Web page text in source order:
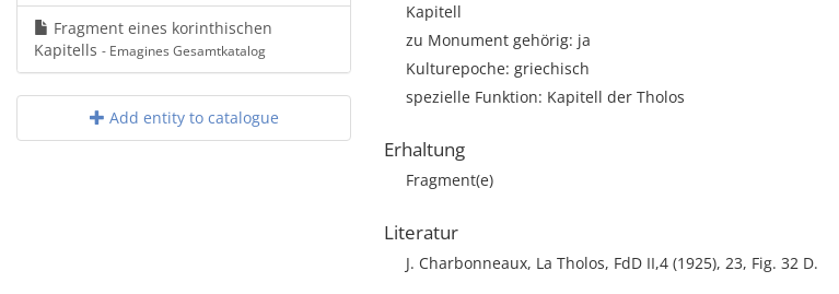
Fragment eines korinthischen
Kapitells - Emagines Gesamtkatalog
Add entity to catalogue
Kapitell
zu Monument gehörig: ja
Kulturepoche: griechisch
spezielle Funktion: Kapitell der Tholos
Erhaltung
Fragment(e)
Literatur
J. Charbonneaux, La Tholos, FdD II,4 (1925), 23, Fig. 32 D.